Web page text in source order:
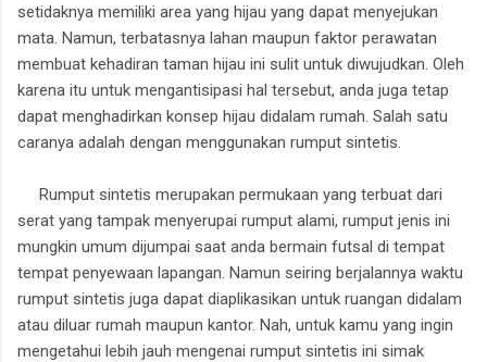
setidaknya memiliki area yang hijau yang dapat menyejukan
mata. Namun, terbatasnya lahan maupun faktor perawatan
membuat kehadiran taman hijau ini sulit untuk diwujudkan. Oleh
karena itu untuk mengantisipasi hal tersebut, anda juga tetap
dapat menghadirkan konsep hijau didalam rumah. Salah satu
caranya adalah dengan menggunakan rumput sintetis.
Rumput sintetis merupakan permukaan yang terbuat dari
serat yang tampak menyerupai rumput alami, rumput jenis ini
mungkin umum dijumpai saat anda bermain futsal di tempat
tempat penyewaan lapangan. Namun seiring berjalannya waktu
rumput sintetis juga dapat diaplikasikan untuk ruangan didalam
atau diluar rumah maupun kantor. Nah, untuk kamu yang ingin
mengetahui lebih jauh mengenai rumput sintetis ini simak